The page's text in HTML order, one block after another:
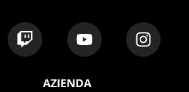
AZIENDA